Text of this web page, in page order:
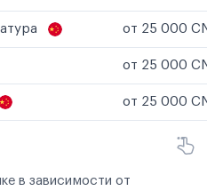
от 25 000
от 25 000
от 25 000
в зависимости от